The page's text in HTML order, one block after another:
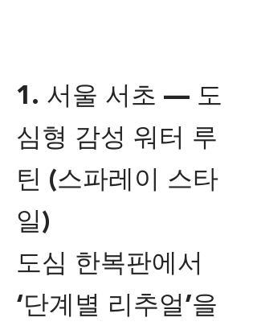
1. 서울 서초 — 도
심형 감성 워터 루
틴 (스파레이 스타
일)
도심 한복판에서
‘단계별 리추얼’을